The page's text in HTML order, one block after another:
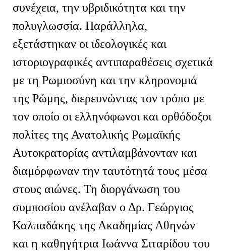
συνέχεια, την υβριδικότητα και την
πολυγλωσσία. Παράλληλα,
εξετάστηκαν οι ιδεολογικές και
ιστοριογραφικές αντιπαραθέσεις σχετικά
με τη Ρωμιοσύνη και την κληρονομιά
της Ρώμης, διερευνώντας τον τρόπο με
τον οποίο οι ελληνόφωνοι και ορθόδοξοι
πολίτες της Ανατολικής Ρωμαϊκής
Αυτοκρατορίας αντιλαμβάνονταν και
διαμόρφωναν την ταυτότητά τους μέσα
στους αιώνες. Τη διοργάνωση του
συμποσίου ανέλαβαν ο Δρ. Γεώργιος
Καλπαδάκης της Ακαδημίας Αθηνών
και η καθηγήτρια Ιωάννα Σιταρίδου του